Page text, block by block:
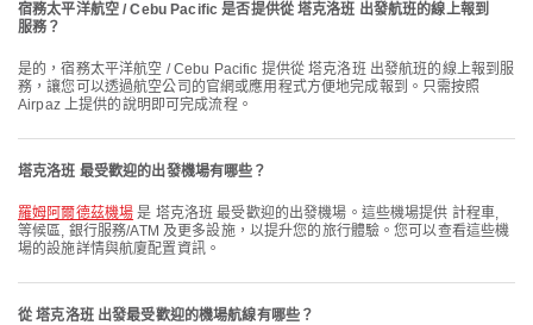
宿務太平洋航空 / Cebu Pacific 是否提供從 塔克洛班 出發航班的線上報到
服務？
是的，宿務太平洋航空 / Cebu Pacific 提供從 塔克洛班 出發航班的線上報到服
務，讓您可以透過航空公司的官網或應用程式方便地完成報到。只需按照
Airpaz 上提供的說明即可完成流程。
塔克洛班 最受歡迎的出發機場有哪些？
羅姆阿爾德茲機場 是 塔克洛班 最受歡迎的出發機場。這些機場提供 計程車,
等候區, 銀行服務/ATM 及更多設施，以提升您的旅行體驗。您可以查看這些機
場的設施詳情與航廈配置資訊。
從 塔克洛班 出發最受歡迎的機場航線有哪些？